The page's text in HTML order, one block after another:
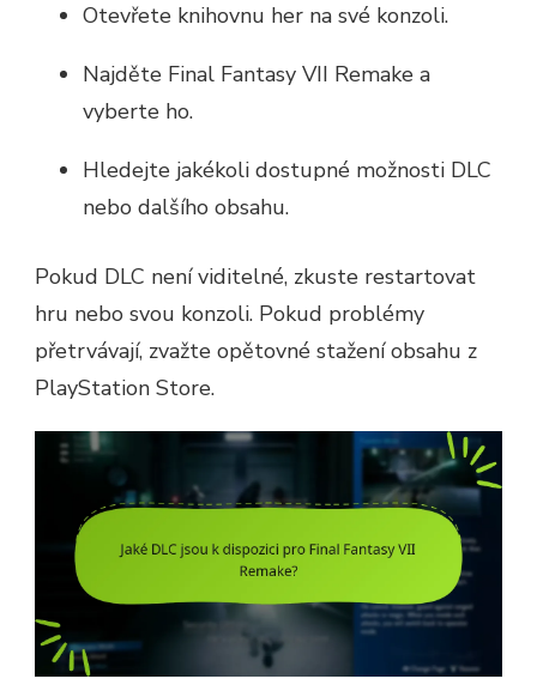
Otevřete knihovnu her na své konzoli.
Najděte Final Fantasy VII Remake a
vyberte ho.
Hledejte jakékoli dostupné možnosti DLC
nebo dalšího obsahu.
Pokud DLC není viditelné, zkuste restartovat
hru nebo svou konzoli. Pokud problémy
přetrvávají, zvažte opětovné stažení obsahu z
PlayStation Store.